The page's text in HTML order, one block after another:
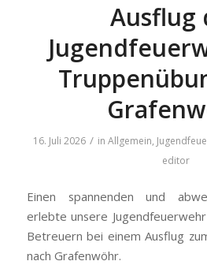
Ausflug
16. Juli 2026 / in Allgemein,
editor
Einen spannenden und
erlebte unsere
Betreuern bei einem Ausflug
nach Grafenwöhr.